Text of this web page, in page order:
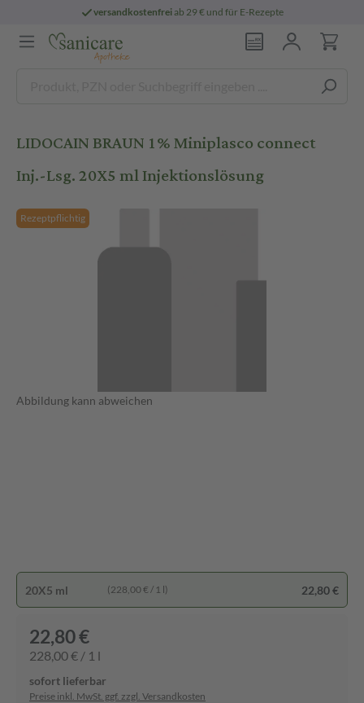
versandkostenfreiab 29 € und für E-Rezepte
LIDOCAIN BRAUN 1% Miniplasco connect
Inj.-Lsg. 20X5 ml Injektionslösung
Rezeptpflichtig
Abbildung kann abweichen
20X5 ml (228,00 € / 1 l) 22,80 €
22,80 €
228,00 € / 1 l
sofort lieferbar
Preise inkl. MwSt. ggf. zzgl. Versandkosten